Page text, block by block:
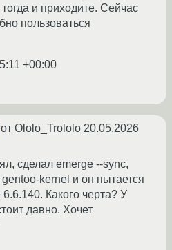
и приходите. Сейчас
пользоваться
+00:00
от Ololo_Trololo 20.05.2026
сделал emerge --sync,
kernel и он пытается
Какого черта? У
давно. Хочет